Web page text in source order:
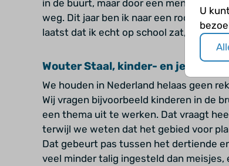
in de buurt, maar door een
weg. Dit jaar ben ik naar een roc
laatst dat ik echt op school zat, is vier
Wouter Staal, kinder- en
We houden in Nederland helaas geen
Wij vragen bijvoorbeeld kinderen in de
een thema uit te werken. Dat vraagt
terwijl we weten dat het gebied voor
Dat gebeurt pas tussen het dertiende
veel minder talig ingesteld dan
U